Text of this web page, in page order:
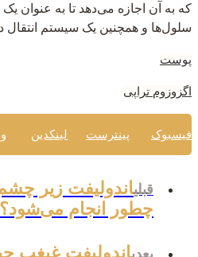
که به آن اجازه می‌دهد تا به عنوان
سلول‌ها و همچنین یک سیستم انتقال
پوست
اگزوزوم تراپی
فیسبوک پینترست لینکدین
قبلیاندولیفت زیر
چطور انجام می‌شود؟
اندولیفت غبغب